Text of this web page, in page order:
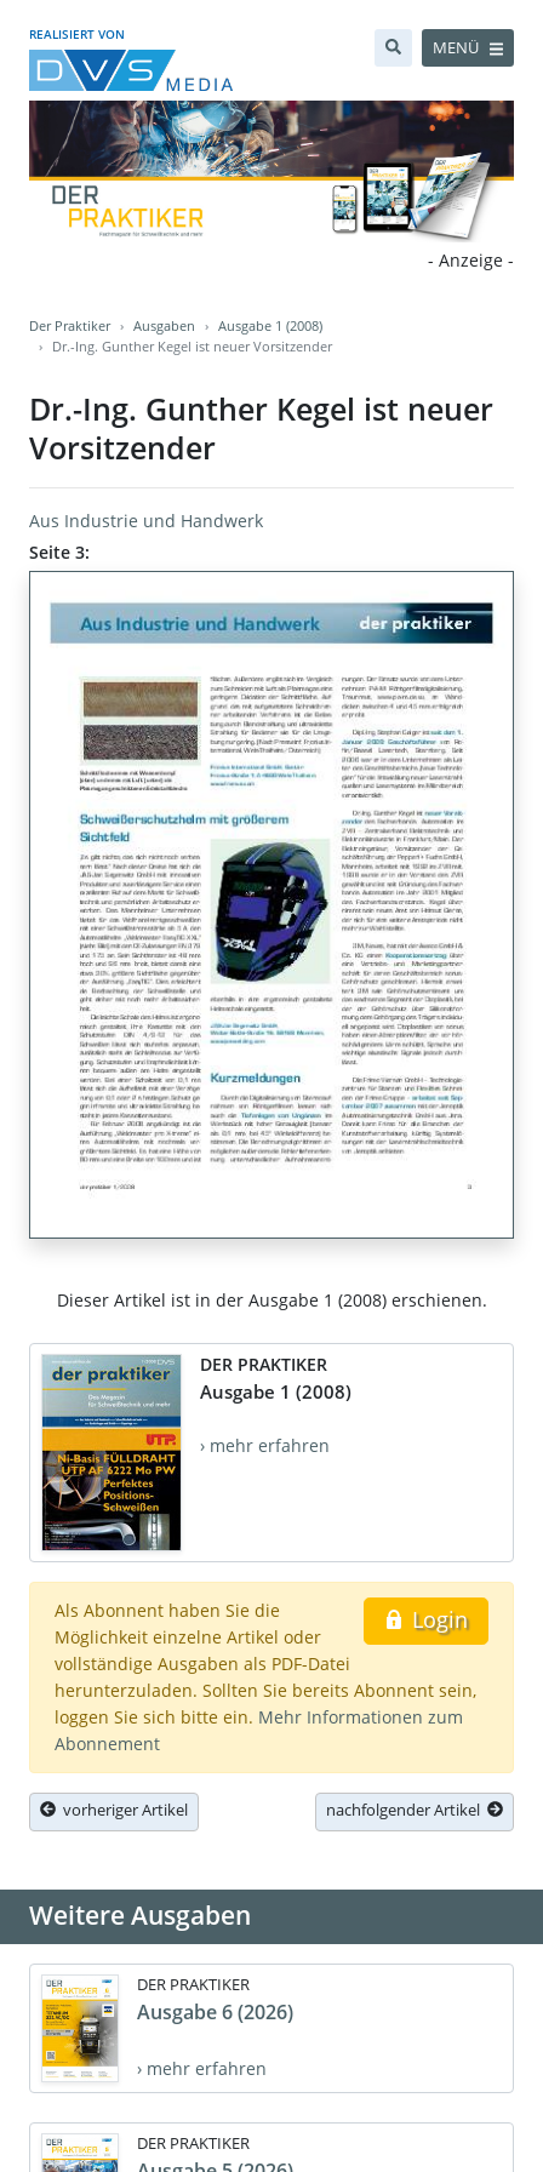
REALISIERT VON
MENÜ
- Anzeige -
Der Praktiker Ausgaben
Ausgabe 1 (2008)
Dr.-Ing. Gunther Kegel ist neuer Vorsitzender
Dr.-Ing. Gunther Kegel ist neuer
Vorsitzender
Aus Industrie und Handwerk
Seite 3:
Dieser Artikel ist in der Ausgabe 1 (2008) erschienen.
DER PRAKTIKER
Ausgabe 1 (2008)
› mehr erfahren
Login
Als Abonnent haben Sie die
Möglichkeit einzelne Artikel oder
vollständige Ausgaben als PDF-Datei
herunterzuladen. Sollten Sie bereits Abonnent sein,
loggen Sie sich bitte ein. Mehr Informationen zum
Abonnement
vorheriger Artikel nachfolgender Artikel
Weitere Ausgaben
DER PRAKTIKER
Ausgabe 6 (2026)
› mehr erfahren
DER PRAKTIKER